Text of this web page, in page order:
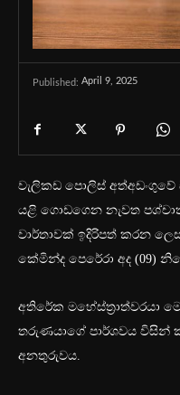
Published: April 9, 2025
වැලිකඩ පොලිස්
යළි ගොඩගෙන නැවත
වාර්තාවක් ඉදිරිපත් කරන
කේමින්ද පෙරේරා අද (09)
අතිරේක මහේස්ත්‍රාත්වරයා
තරුණයාගේ පාර්ශවය විසින්
අනතුරුවය.